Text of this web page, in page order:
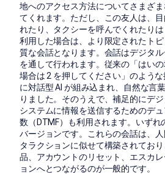
地へのアクセス方法についてさまざ
てくれます。ただし、この友人は、
れたり、タクシーを呼んでくれたり
利用した場合は、より限定されたト
質な会話となります。会話はデジタ
を通して行われます。従来の「はい
場合は 2 を押してください」のよう
に対話型 AI が組み込まれ、自然な言
りました。そのうえで、補足的にデジ
システムに情報を送信するためのデ
数（DTMF）も利用されます。いずれ
バージョンです。これらの会話は、
タラクションに似せて構築されてお
品、アカウントのリセット、エスカ
ョンへとつながるのが一般的です。